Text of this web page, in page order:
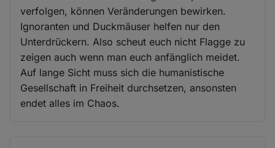
verfolgen, können Veränderungen bewirken.
Ignoranten und Duckmäuser helfen nur den
Unterdrückern. Also scheut euch nicht Flagge zu
zeigen auch wenn man euch anfänglich meidet.
Auf lange Sicht muss sich die humanistische
Gesellschaft in Freiheit durchsetzen, ansonsten
endet alles im Chaos.